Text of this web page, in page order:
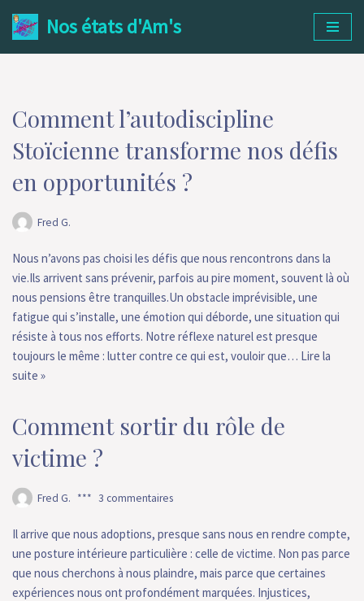
Aller
Nos états d'Am's
Comment l’autodiscipline
Stoïcienne transforme nos défis
en opportunités ?
Fred G.
Nous n’avons pas choisi les défis que nous rencontrons dans la
vie.Ils arrivent sans prévenir, parfois au pire moment, souvent là où
nous pensions être tranquilles.Un obstacle imprévisible, une
fatigue qui s’installe, une émotion qui déborde, une situation qui
résiste à tous nos efforts. Notre réflexe naturel est presque
toujours le même : lutter contre ce qui est, vouloir que… Lire la
suite »
Comment sortir du rôle de
victime ?
Fred G. 3 commentaires
Il arrive que nous adoptions, presque sans nous en rendre compte,
une posture intérieure particulière : celle de victime. Non pas parce
que nous cherchons à nous plaindre, mais parce que certaines
expériences nous ont profondément marquées. Injustices,